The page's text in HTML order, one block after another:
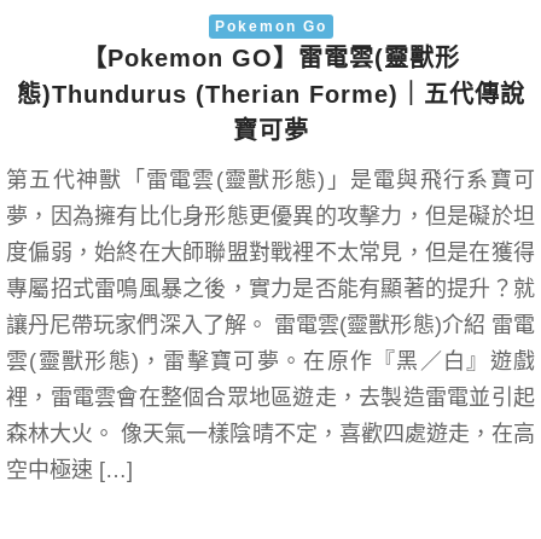
Pokemon Go
【Pokemon GO】雷電雲(靈獸形
態)Thundurus (Therian Forme)｜五代傳說
寶可夢
第五代神獸「雷電雲(靈獸形態)」是電與飛行系寶可
夢，因為擁有比化身形態更優異的攻擊力，但是礙於坦
度偏弱，始終在大師聯盟對戰裡不太常見，但是在獲得
專屬招式雷鳴風暴之後，實力是否能有顯著的提升？就
讓丹尼帶玩家們深入了解。 雷電雲(靈獸形態)介紹 雷電
雲(靈獸形態)，雷擊寶可夢。在原作『黑／白』遊戲
裡，雷電雲會在整個合眾地區遊走，去製造雷電並引起
森林大火。 像天氣一樣陰晴不定，喜歡四處遊走，在高
空中極速 […]